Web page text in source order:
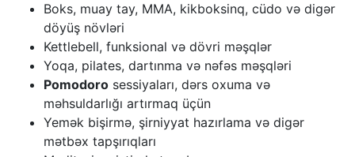
Boks, muay tay, MMA, kikboksinq, cüdo və digər
döyüş növləri
Kettlebell, funksional və dövri məşqlər
Yoqa, pilates, dartınma və nəfəs məşqləri
Pomodoro sessiyaları, dərs oxuma və
məhsuldarlığı artırmaq üçün
Yemək bişirmə, şirniyyat hazırlama və digər
mətbəx tapşırıqları